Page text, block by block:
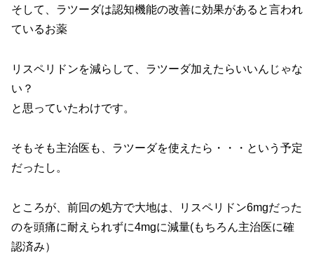
そして、ラツーダは認知機能の改善に効果があると言われ
ているお薬
リスペリドンを減らして、ラツーダ加えたらいいんじゃな
い？
と思っていたわけです。
そもそも主治医も、ラツーダを使えたら・・・という予定
だったし。
ところが、前回の処方で大地は、リスペリドン6mgだった
のを頭痛に耐えられずに4mgに減量(もちろん主治医に確
認済み）